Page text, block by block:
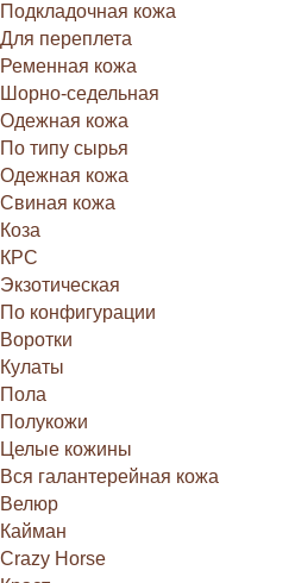
Подкладочная кожа
Для переплета
Ременная кожа
Шорно-седельная
Одежная кожа
По типу сырья
Одежная кожа
Свиная кожа
Коза
КРС
Экзотическая
По конфигурации
Воротки
Кулаты
Пола
Полукожи
Целые кожины
Вся галантерейная кожа
Велюр
Кайман
Crazy Horse